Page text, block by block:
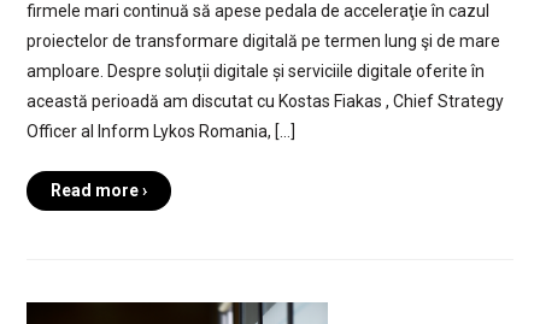
firmele mari continuă să apese pedala de acceleraţie în cazul
proiectelor de transformare digitală pe termen lung şi de mare
amploare. Despre soluții digitale și serviciile digitale oferite în
această perioadă am discutat cu Kostas Fiakas , Chief Strategy
Officer al Inform Lykos Romania, […]
Read more ›